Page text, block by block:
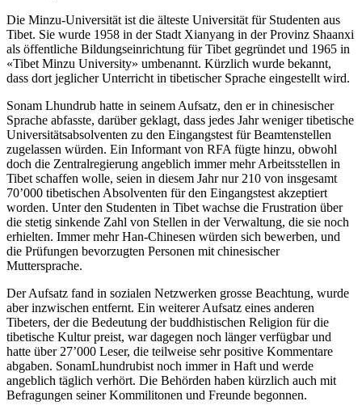
Die Minzu-Universität ist die älteste Universität für Studenten aus
Tibet. Sie wurde 1958 in der Stadt Xianyang in der Provinz Shaanxi
als öffentliche Bildungseinrichtung für Tibet gegründet und 1965 in
«Tibet Minzu University» umbenannt. Kürzlich wurde bekannt,
dass dort jeglicher Unterricht in tibetischer Sprache eingestellt wird.
Sonam Lhundrub hatte in seinem Aufsatz, den er in chinesischer
Sprache abfasste, darüber geklagt, dass jedes Jahr weniger tibetische
Universitätsabsolventen zu den Eingangstest für Beamtenstellen
zugelassen würden. Ein Informant von RFA fügte hinzu, obwohl
doch die Zentralregierung angeblich immer mehr Arbeitsstellen in
Tibet schaffen wolle, seien in diesem Jahr nur 210 von insgesamt
70’000 tibetischen Absolventen für den Eingangstest akzeptiert
worden. Unter den Studenten in Tibet wachse die Frustration über
die stetig sinkende Zahl von Stellen in der Verwaltung, die sie noch
erhielten. Immer mehr Han-Chinesen würden sich bewerben, und
die Prüfungen bevorzugten Personen mit chinesischer
Muttersprache.
Der Aufsatz fand in sozialen Netzwerken grosse Beachtung, wurde
aber inzwischen entfernt. Ein weiterer Aufsatz eines anderen
Tibeters, der die Bedeutung der buddhistischen Religion für die
tibetische Kultur preist, war dagegen noch länger verfügbar und
hatte über 27’000 Leser, die teilweise sehr positive Kommentare
abgaben. SonamLhundrubist noch immer in Haft und werde
angeblich täglich verhört. Die Behörden haben kürzlich auch mit
Befragungen seiner Kommilitonen und Freunde begonnen.